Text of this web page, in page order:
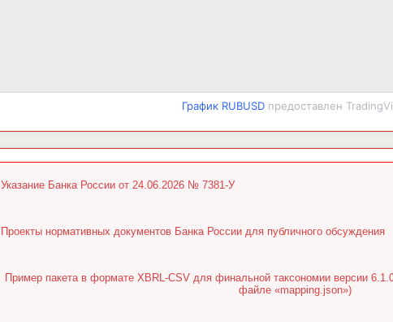
График RUBUSD предоставлен
Указание Банка России от 24.06.2026 № 7381-У
Проекты нормативных документов Банка России для публичного обсуждения
Пример пакета в формате XBRL-CSV для финальной таксономии версии
файле «mapping.json»)